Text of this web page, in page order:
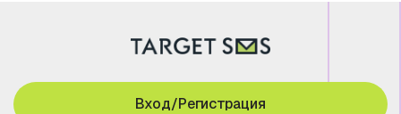
Вход/Регистрация